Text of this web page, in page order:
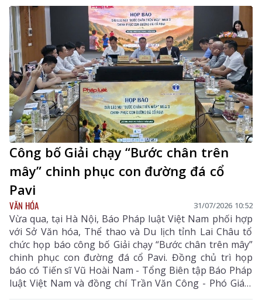
Công bố Giải chạy “Bước chân trên
mây” chinh phục con đường đá cổ
Pavi
VĂN HÓA 31/07/2026 10:52
Vừa qua, tại Hà Nội, Báo Pháp luật Việt Nam phối hợp
với Sở Văn hóa, Thể thao và Du lịch tỉnh Lai Châu tổ
chức họp báo công bố Giải chạy “Bước chân trên mây”
chinh phục con đường đá cổ Pavi. Đồng chủ trì họp
báo có Tiến sĩ Vũ Hoài Nam - Tổng Biên tập Báo Pháp
luật Việt Nam và đồng chí Trần Văn Công - Phó Giám
đốc Sở Văn hóa, Thể thao và Du lịch tỉnh Lai Châu.